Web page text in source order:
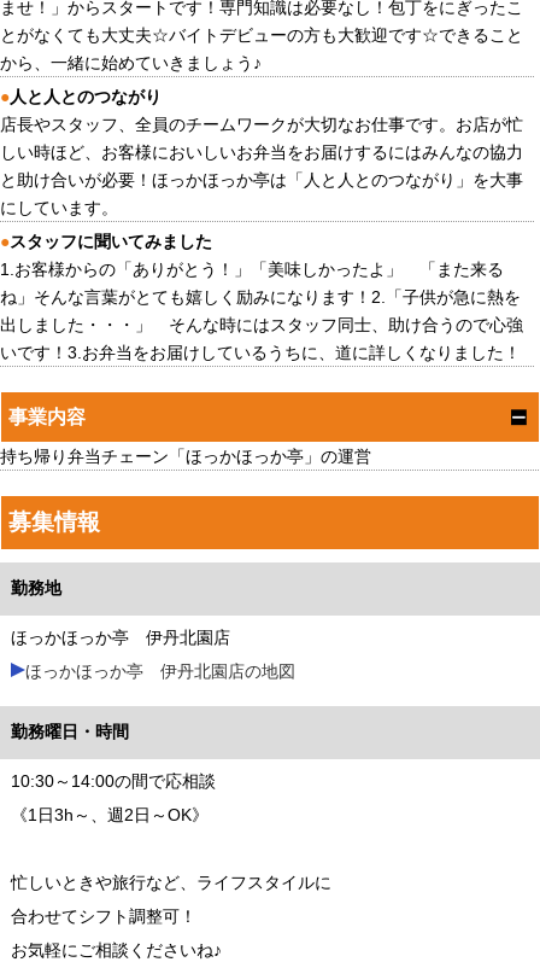
ませ！」からスタートです！専門知識は必要なし！包丁をにぎったこ
とがなくても大丈夫☆バイトデビューの方も大歓迎です☆できること
から、一緒に始めていきましょう♪
●人と人とのつながり
店長やスタッフ、全員のチームワークが大切なお仕事です。お店が忙
しい時ほど、お客様においしいお弁当をお届けするにはみんなの協力
と助け合いが必要！ほっかほっか亭は「人と人とのつながり」を大事
にしています。
●スタッフに聞いてみました
1.お客様からの「ありがとう！」「美味しかったよ」 「また来る
ね」そんな言葉がとても嬉しく励みになります！2.「子供が急に熱を
出しました・・・」 そんな時にはスタッフ同士、助け合うので心強
いです！3.お弁当をお届けしているうちに、道に詳しくなりました！
事業内容
持ち帰り弁当チェーン「ほっかほっか亭」の運営
募集情報
勤務地
ほっかほっか亭 伊丹北園店
ほっかほっか亭 伊丹北園店の地図
勤務曜日・時間
10:30～14:00の間で応相談
《1日3h～、週2日～OK》
忙しいときや旅行など、ライフスタイルに
合わせてシフト調整可！
お気軽にご相談くださいね♪